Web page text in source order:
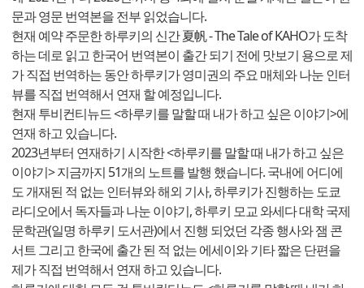
문과 영문 번역본을 전부 읽었습니다.
현재 예약 주문한 하루키의 신간 夏帆 - The Tale of KAHO가 도착
하는 데로 읽고 한국어 번역본이 출간 되기 전에 맛보기 용으로 제
가 직접 번역하는 동안 하루키가 영미권의 주요 매체와 나눈 인터
뷰를 직접 번역해서 연재 할 예정입니다.
현재 투비컨티뉴드 <하루키를 말할 때 내가 하고 싶은 이야기>에
연재 하고 있습니다.
2023년부터 연재하기 시작한 <하루키를 말할 때 내가 하고 싶은
이야기> 지금까지 51개의 노트를 발행 했습니다. 국내에 어디에
도 개재된 적 없는 인터뷰와 해외 기사, 하루키가 진행하는 도쿄
라디오에서 독자들과 나눈 이야기, 하루키 모교 와세다 대학 국제
문학관(일명 하루키 도서관)에서 진행 되었던 각종 행사와 잼 콘
서트 그리고 한국에 출간 된 적 없는 에세이와 기타 짧은 단편을
제가 직접 번역해서 연재 하고 있습니다.